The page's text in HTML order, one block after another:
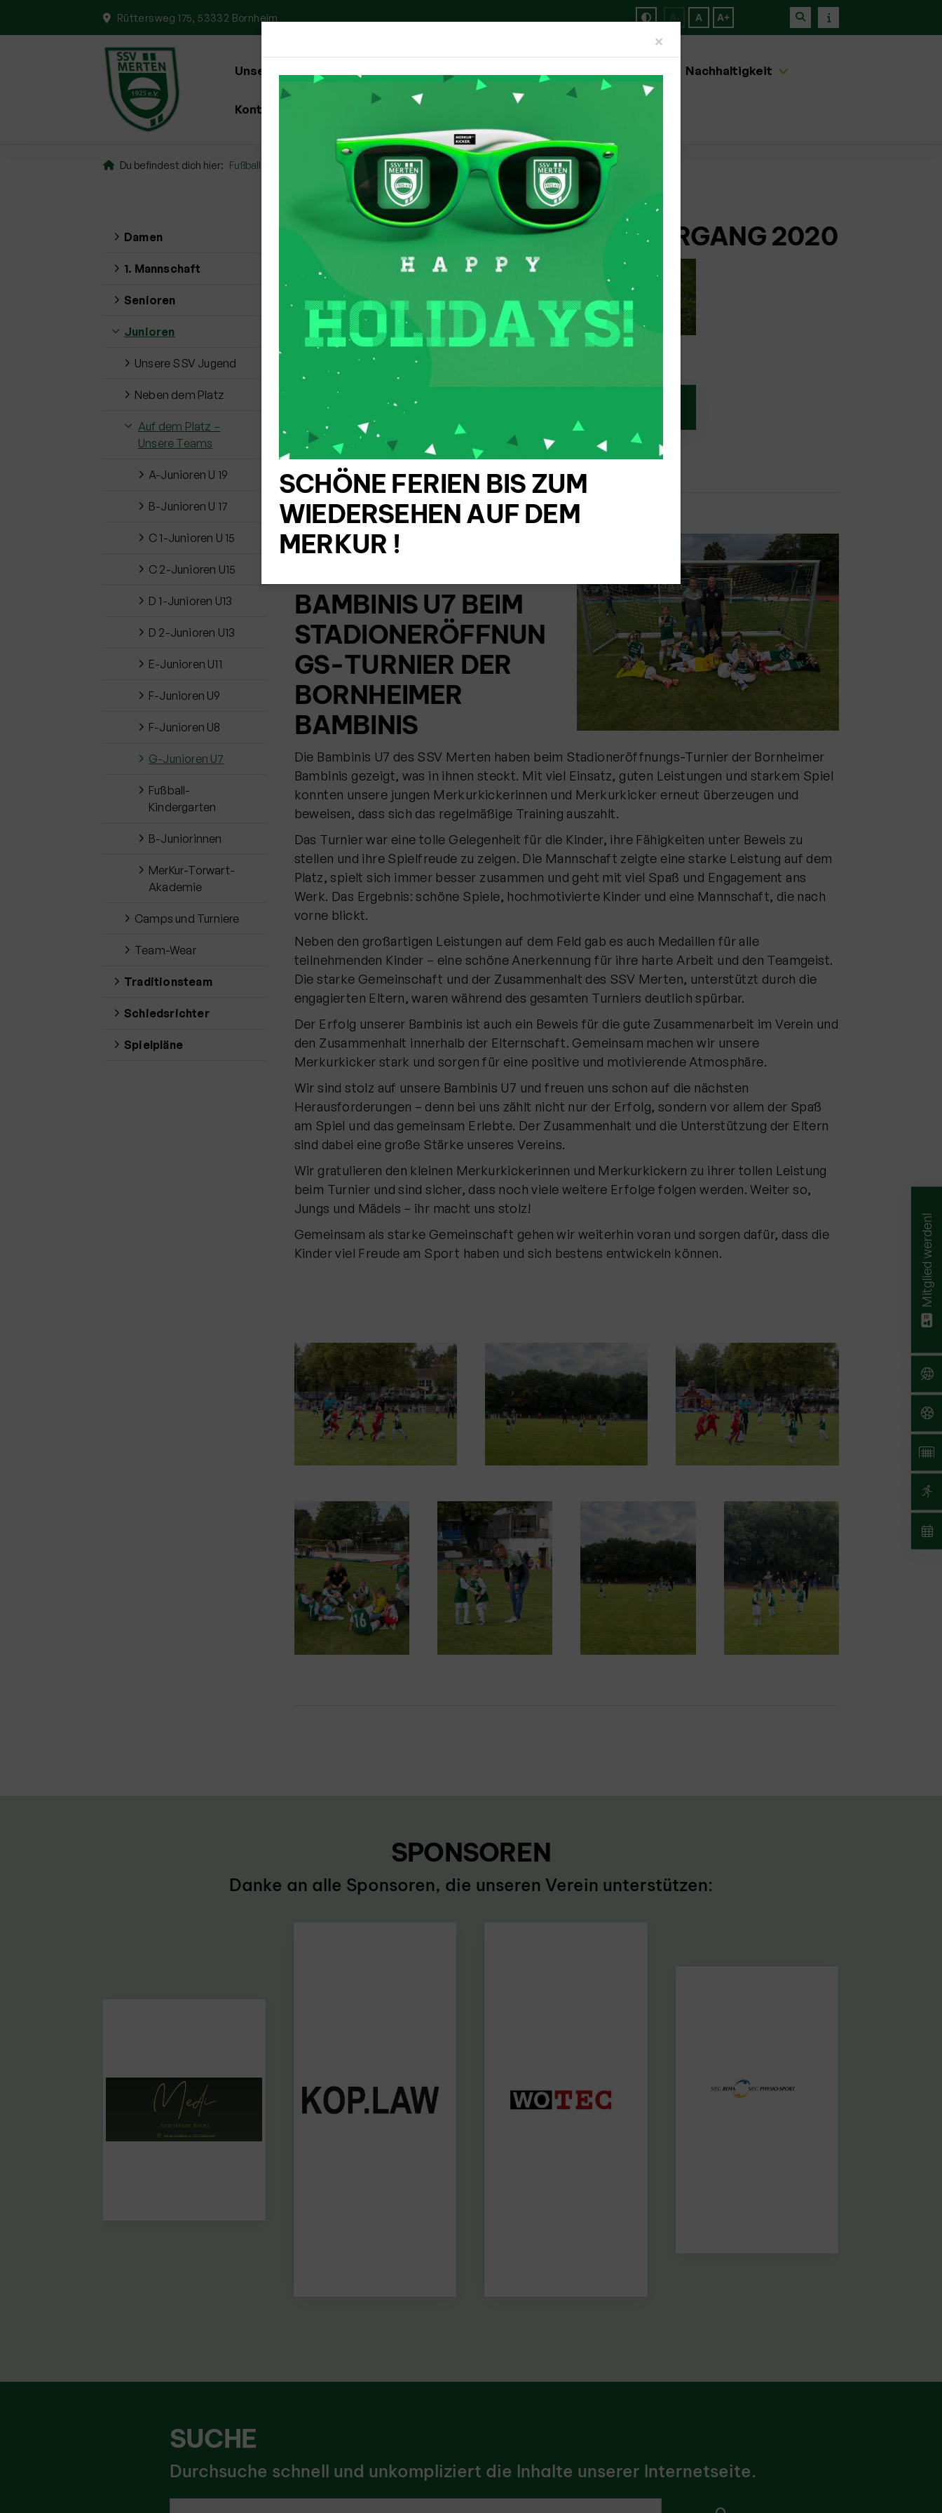
Rüttersweg 175, 53332 Bornheim A A+
Unser Verein Nachhaltigkeit
Kontakt
Du befindest dich hier: Fußball Auf dem Platz – Unsere Teams G-Junioren U7
UNSERE G-JUNIOREN U7 - JAHRGANG 2020
Team und
Spiel
Zu Team und
Spiel
ERFOLGREICHE
BAMBINIS U7 BEIM
STADIONERÖFFNUN
GS-TURNIER DER
BORNHEIMER
BAMBINIS
Die Bambinis U7 des SSV Merten haben beim Stadioneröffnungs-Turnier der Bornheimer
Bambinis gezeigt, was in ihnen steckt. Mit viel Einsatz, guten Leistungen und starkem Spiel
konnten unsere jungen Merkurkickerinnen und Merkurkicker erneut überzeugen und
beweisen, dass sich das regelmäßige Training auszahlt.
Das Turnier war eine tolle Gelegenheit für die Kinder, ihre Fähigkeiten unter Beweis zu
stellen und ihre Spielfreude zu zeigen. Die Mannschaft zeigte eine starke Leistung auf dem
Platz, spielt sich immer besser zusammen und geht mit viel Spaß und Engagement ans
Werk. Das Ergebnis: schöne Spiele, hochmotivierte Kinder und eine Mannschaft, die nach
vorne blickt.
Neben den großartigen Leistungen auf dem Feld gab es auch Medaillen für alle
teilnehmenden Kinder – eine schöne Anerkennung für ihre harte Arbeit und den Teamgeist.
Die starke Gemeinschaft und der Zusammenhalt des SSV Merten, unterstützt durch die
engagierten Eltern, waren während des gesamten Turniers deutlich spürbar.
Der Erfolg unserer Bambinis ist auch ein Beweis für die gute Zusammenarbeit im Verein und
den Zusammenhalt innerhalb der Elternschaft. Gemeinsam machen wir unsere
Merkurkicker stark und sorgen für eine positive und motivierende Atmosphäre.
Wir sind stolz auf unsere Bambinis U7 und freuen uns schon auf die nächsten
Herausforderungen – denn bei uns zählt nicht nur der Erfolg, sondern vor allem der Spaß
am Spiel und das gemeinsam Erlebte. Der Zusammenhalt und die Unterstützung der Eltern
sind dabei eine große Stärke unseres Vereins.
Wir gratulieren den kleinen Merkurkickerinnen und Merkurkickern zu ihrer tollen Leistung
beim Turnier und sind sicher, dass noch viele weitere Erfolge folgen werden. Weiter so,
Jungs und Mädels – ihr macht uns stolz!
Gemeinsam als starke Gemeinschaft gehen wir weiterhin voran und sorgen dafür, dass die
Kinder viel Freude am Sport haben und sich bestens entwickeln können.
Damen
1. Mannschaft
Senioren
Junioren
Unsere SSV Jugend
Neben dem Platz
Auf dem Platz –
Unsere Teams
A-Junioren U 19
B-Junioren U 17
C 1-Junioren U 15
C 2-Junioren U15
D 1-Junioren U13
D 2-Junioren U13
E-Junioren U11
F-Junioren U9
F-Junioren U8
G-Junioren U7
Fußball-
Kindergarten
B-Juniorinnen
MerKur-Torwart-
Akademie
Camps und Turniere
Team-Wear
Traditionsteam
Schiedsrichter
Spielpläne
SPONSOREN
Danke an alle Sponsoren, die unseren Verein unterstützen:
SUCHE
Durchsuche schnell und unkompliziert die Inhalte unserer Internetseite.
Mitglied werden!
×
SCHÖNE FERIEN BIS ZUM
WIEDERSEHEN AUF DEM
MERKUR !